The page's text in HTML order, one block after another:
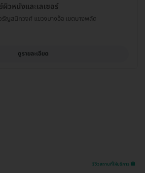
วหนังและเลเซอร์
รัญสนิทวงศ์ แขวงบางอ้อ เขตบางพลัด
ดูรายละเอียด
รีวิวสถานที่ให้บริการ 🏥